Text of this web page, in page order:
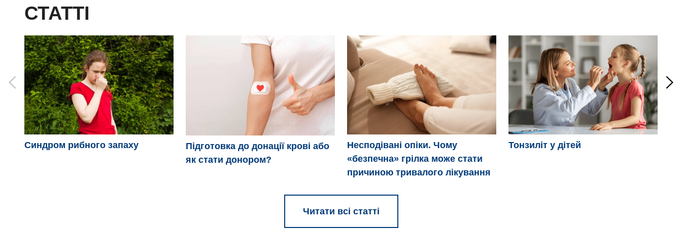
СТАТТІ
Синдром рибного запаху
Підготовка до донації крові або
як стати донором?
Несподівані опіки. Чому
«безпечна» грілка може стати
причиною тривалого лікування
Тонзиліт у дітей
Читати всі статті